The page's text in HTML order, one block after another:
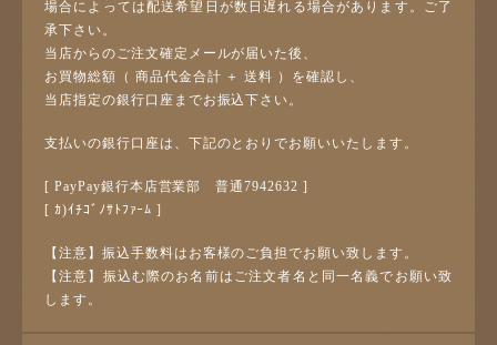
場合によっては配送希望日が数日遅れる場合があります。ご了
承下さい。
当店からのご注文確定メールが届いた後、
お買物総額（ 商品代金合計 ＋ 送料 ）を確認し、
当店指定の銀行口座までお振込下さい。
支払いの銀行口座は、下記のとおりでお願いいたします。
[ PayPay銀行本店営業部 普通7942632 ]
[ ｶ)ｲﾁｺﾞﾉｻﾄﾌｧｰﾑ ]
【注意】振込手数料はお客様のご負担でお願い致します。
【注意】振込む際のお名前はご注文者名と同一名義でお願い致
します。